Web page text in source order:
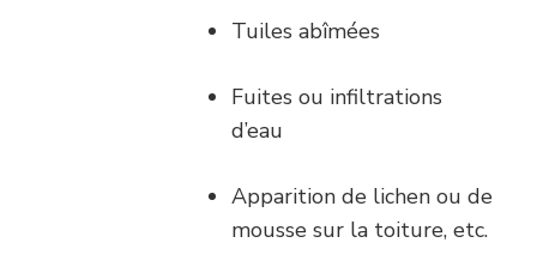
Tuiles abîmées
Fuites ou infiltrations
d’eau
Apparition de lichen ou de
mousse sur la toiture, etc.